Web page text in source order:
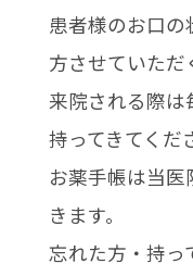
患者様のお口の
方させていただ
来院される際は
持ってきてくだ
お薬手帳は当
きます。
忘れた方・持っ